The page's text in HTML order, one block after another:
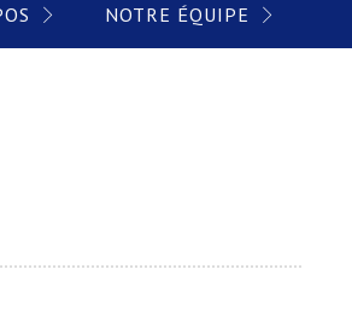
NOTRE ÉQUIPE